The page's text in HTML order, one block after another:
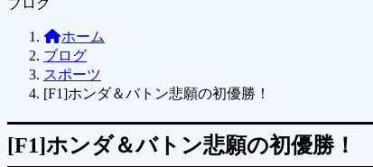
ブログ
ホーム
ブログ
スポーツ
[F1]ホンダ＆バトン悲願の初優勝！
[F1]ホンダ＆バトン悲願の初優勝！